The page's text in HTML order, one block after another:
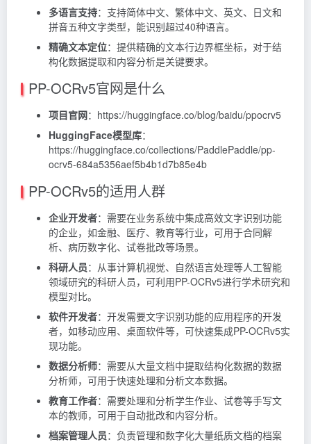
多语言支持：支持简体中文、繁体中文、英文、日文和
拼音五种文字类型，能识别超过40种语言。
精确文本定位：提供精确的文本行边界框坐标，对于结
构化数据提取和内容分析是关键要求。
PP-OCRv5官网是什么
项目官网：https://huggingface.co/blog/baidu/ppocrv5
HuggingFace模型库：
https://huggingface.co/collections/PaddlePaddle/pp-
ocrv5-684a5356aef5b4b1d7b85e4b
PP-OCRv5的适用人群
企业开发者：需要在业务系统中集成高效文字识别功能
的企业，如金融、医疗、教育等行业，可用于合同解
析、病历数字化、试卷批改等场景。
科研人员：从事计算机视觉、自然语言处理等人工智能
领域研究的科研人员，可利用PP-OCRv5进行学术研究和
模型对比。
软件开发者：开发需要文字识别功能的应用程序的开发
者，如移动应用、桌面软件等，可快速集成PP-OCRv5实
现功能。
数据分析师：需要从大量文档中提取结构化数据的数据
分析师，可用于快速处理和分析文本数据。
教育工作者：需要处理和分析学生作业、试卷等手写文
本的教师，可用于自动批改和内容分析。
档案管理人员：负责管理和数字化大量纸质文档的档案